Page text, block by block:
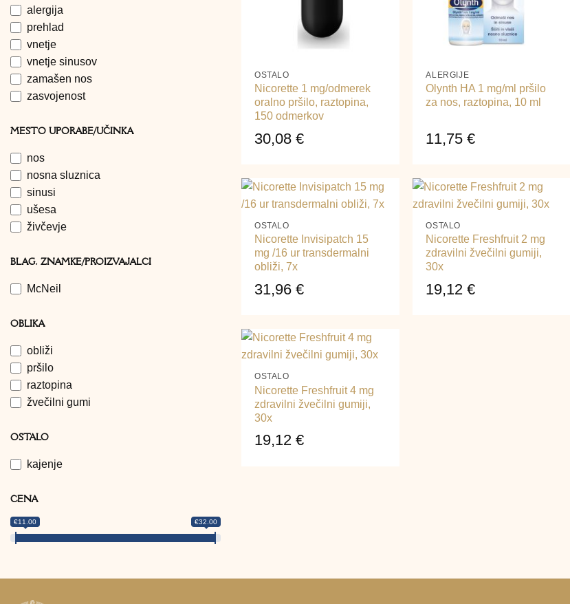
alergija
prehlad
vnetje
vnetje sinusov
zamašen nos
zasvojenost
MESTO UPORABE/UČINKA
nos
nosna sluznica
sinusi
ušesa
živčevje
BLAG. ZNAMKE/PROIZVAJALCI
McNeil
OBLIKA
obliži
pršilo
raztopina
žvečilni gumi
OSTALO
kajenje
CENA
€11.00 €32.00
OSTALO
Nicorette 1 mg/odmerek
oralno pršilo, raztopina,
150 odmerkov
30,08 €
ALERGIJE
Olynth HA 1 mg/ml pršilo
za nos, raztopina, 10 ml
11,75€
OSTALO
Nicorette Invisipatch 15
mg /16 ur transdermalni
obliži, 7x
31,96 €
OSTALO
Nicorette Freshfruit 2 mg
zdravilni žvečilni gumiji,
30x
19,12€
OSTALO
Nicorette Freshfruit 4 mg
zdravilni žvečilni gumiji,
30x
19,12 €